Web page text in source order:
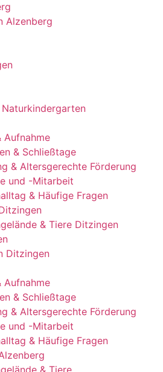
Alzenberg
Aufnahme
& Schließtage
& Altersgerechte Förderung
und -Mitarbeit
& Häufige Fragen
& Tiere Ditzingen
Ditzingen
Aufnahme
& Schließtage
& Altersgerechte Förderung
und -Mitarbeit
& Häufige Fragen